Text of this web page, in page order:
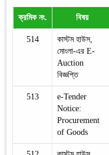
ক্রমিক নং. বিষয়
514
কাস্টম হাউস,
মোংলা-এর E-
Auction
বিজ্ঞপ্তি
513
e-Tender
Notice:
Procurement
of Goods